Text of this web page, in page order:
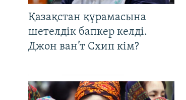
Қазақстан құрамасына
шетелдік бапкер келді.
Джон ван’т Схип кім?